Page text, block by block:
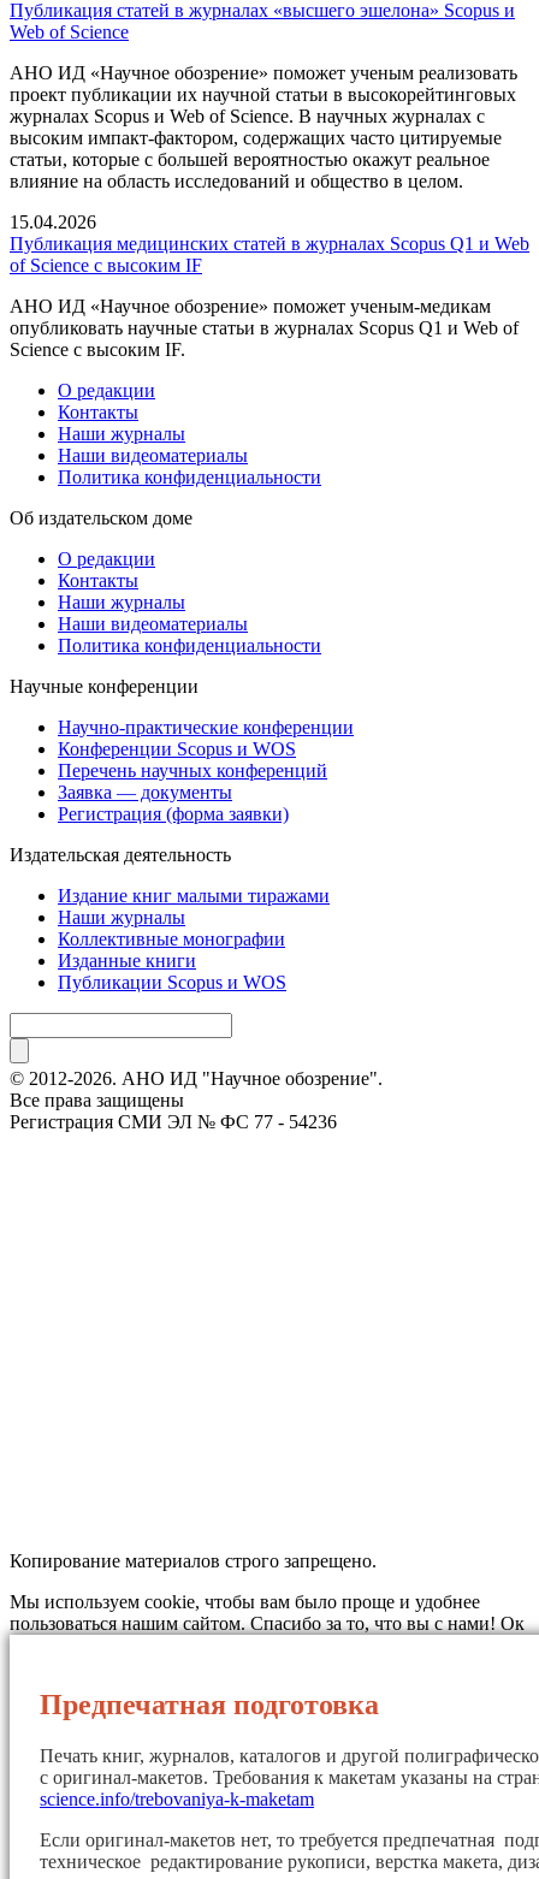
Публикация статей в журналах «высшего эшелона» Scopus и
Web of Science
АНО ИД «Научное обозрение» поможет ученым реализовать
проект публикации их научной статьи в высокорейтинговых
журналах Scopus и Web of Science. В научных журналах с
высоким импакт-фактором, содержащих часто цитируемые
статьи, которые с большей вероятностью окажут реальное
влияние на область исследований и общество в целом.
15.04.2026
Публикация медицинских статей в журналах Scopus Q1 и Web
of Science с высоким IF
АНО ИД «Научное обозрение» поможет ученым-медикам
опубликовать научные статьи в журналах Scopus Q1 и Web of
Science с высоким IF.
О редакции
Контакты
Наши журналы
Наши видеоматериалы
Политика конфиденциальности
Об издательском доме
О редакции
Контакты
Наши журналы
Наши видеоматериалы
Политика конфиденциальности
Научные конференции
Научно-практические конференции
Конференции Scopus и WOS
Перечень научных конференций
Заявка — документы
Регистрация (форма заявки)
Издательская деятельность
Издание книг малыми тиражами
Наши журналы
Коллективные монографии
Изданные книги
Публикации Scopus и WOS
© 2012-2026. АНО ИД "Научное обозрение".
Все права защищены
Регистрация СМИ ЭЛ № ФС 77 - 54236
Копирование материалов строго запрещено.
Мы используем cookie, чтобы вам было проще и удобнее
пользоваться нашим сайтом. Спасибо за то, что вы с нами!Ок
Предпечатная подготовка
Печать книг, журналов, каталогов и другой
с оригинал-макетов. Требования к макетам указаны на
science.info/trebovaniya-k-maketam
Если оригинал-макетов нет, то требуется предпечатная
техническое редактирование рукописи, верстка макета,